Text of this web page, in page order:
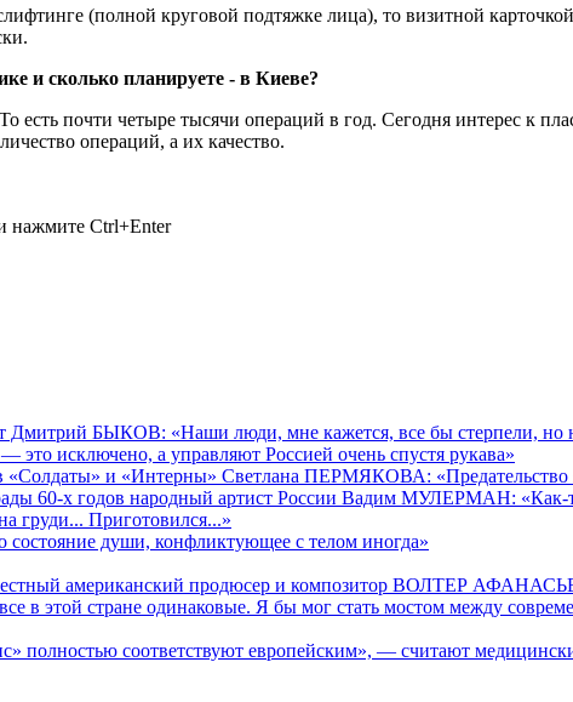
(полной круговой подтяжке лица), то визитной
и сколько планируете - в Киеве?
есть почти четыре тысячи операций в год. Сегодня интерес к
операций, а их качество.
нажмите Ctrl+Enter
Дмитрий БЫКОВ: «Наши люди, мне кажется, все бы стерпели, но
это исключено, а управляют Россией очень спустя рукава»
«Солдаты» и «Интерны» Светлана ПЕРМЯКОВА: «Предательство
60-х годов народный артист России Вадим МУЛЕРМАН:
груди... Приготовился...»
состояние души, конфликтующее с телом иногда»
американский продюсер и композитор ВОЛТЕР
в этой стране одинаковые. Я бы мог стать мостом между
полностью соответствуют европейским», — считают